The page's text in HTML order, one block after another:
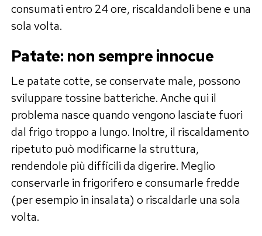
consumati entro 24 ore, riscaldandoli bene e una
sola volta.
Patate: non sempre innocue
Le patate cotte, se conservate male, possono
sviluppare tossine batteriche. Anche qui il
problema nasce quando vengono lasciate fuori
dal frigo troppo a lungo. Inoltre, il riscaldamento
ripetuto può modificarne la struttura,
rendendole più difficili da digerire. Meglio
conservarle in frigorifero e consumarle fredde
(per esempio in insalata) o riscaldarle una sola
volta.